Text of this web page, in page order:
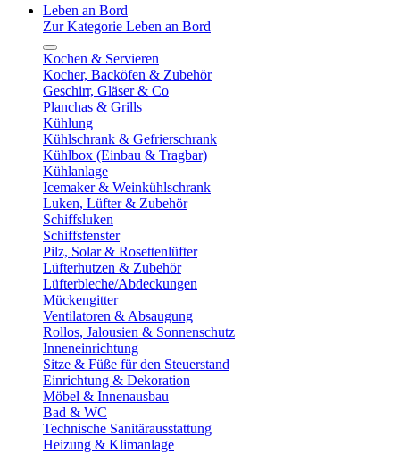
Leben an Bord
Zur Kategorie Leben an Bord
Kochen & Servieren
Kocher, Backöfen & Zubehör
Geschirr, Gläser & Co
Planchas & Grills
Kühlung
Kühlschrank & Gefrierschrank
Kühlbox (Einbau & Tragbar)
Kühlanlage
Icemaker & Weinkühlschrank
Luken, Lüfter & Zubehör
Schiffsluken
Schiffsfenster
Pilz, Solar & Rosettenlüfter
Lüfterhutzen & Zubehör
Lüfterbleche/Abdeckungen
Mückengitter
Ventilatoren & Absaugung
Rollos, Jalousien & Sonnenschutz
Inneneinrichtung
Sitze & Füße für den Steuerstand
Einrichtung & Dekoration
Möbel & Innenausbau
Bad & WC
Technische Sanitärausstattung
Heizung & Klimanlage